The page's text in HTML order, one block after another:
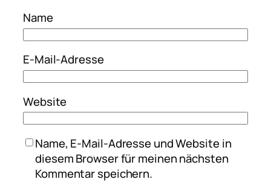
Name
E-Mail-Adresse
Website
Name, E-Mail-Adresse und Website in
diesem Browser für meinen nächsten
Kommentar speichern.